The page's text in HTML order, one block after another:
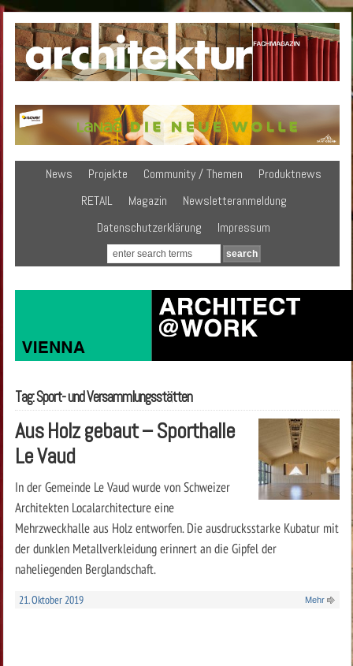
News Projekte Community / Themen
Produktnews
RETAIL
Magazin
Newsletteranmeldung
Datenschutzerklärung
Impressum
Tag: Sport- und Versammlungsstätten
Aus Holz gebaut – Sporthalle
Le Vaud
In der Gemeinde Le Vaud wurde von Schweizer
Architekten Localarchitecture eine
Mehrzweckhalle aus Holz entworfen. Die ausdrucksstarke Kubatur mit
der dunklen Metallverkleidung erinnert an die Gipfel der
naheliegenden Berglandschaft.
21. Oktober 2019 Mehr